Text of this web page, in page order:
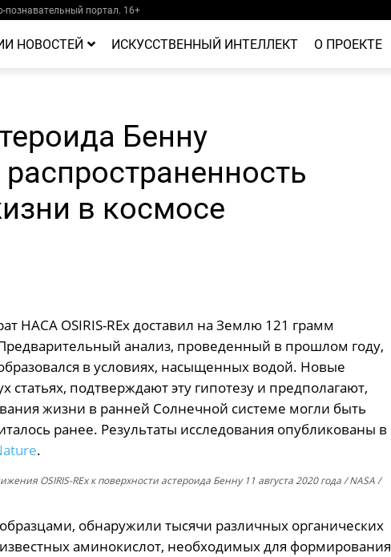
портал. 16+
НОВОСТЕЙ ИСКУССТВЕННЫЙ ИНТЕЛЛЕКТ О ПРОЕКТЕ
Бенну
в космосе
НАСА OSIRIS-REx доставил на Землю 121 грамм
анализ, проведенный в прошлом году,
в условиях, насыщенных водой. Новые
подтверждают эту гипотезу и предполагают,
жизни в ранней Солнечной системе могли быть
ранее. Результаты исследования опубликованы в
.
OSIRIS-REx к поверхности астероида Бенну 11 августа 2020 года / NASA /
обнаружили тысячи различных органических
аминокислот, необходимых для формирования